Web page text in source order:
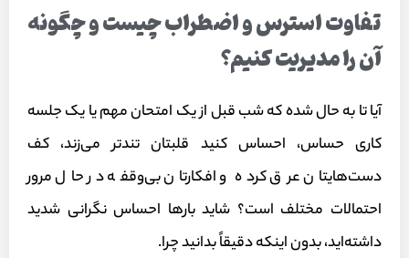
تفاوت استرس و اضطراب چیست و چگونه
آن را مدیریت کنیم؟
آیا تا به حال شده که شب قبل از یک امتحان مهم یا یک جلسه
کاری حساس، احساس کنید قلبتان تندتر می‌زند، کف
دست‌هایتان عرق کرده و افکارتان بی‌وقفه در حال مرور
احتمالات مختلف است؟ شاید بارها احساس نگرانی شدید
داشته‌اید، بدون اینکه دقیقاً بدانید چرا.